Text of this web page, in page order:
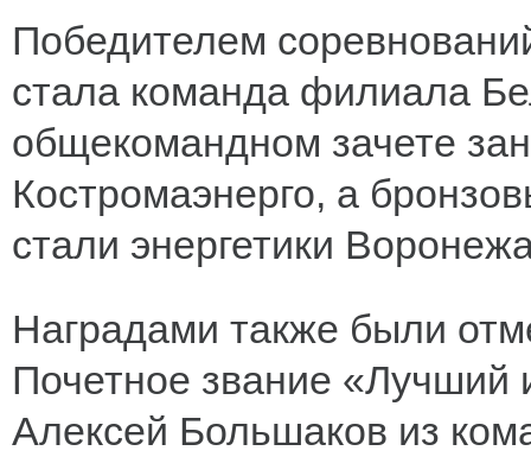
Победителем
стала команда филиала
общекомандном зачете
Костромаэнерго, а
стали энергетики
Наградами также были
Почетное звание «Лучший
Алексей Большаков из